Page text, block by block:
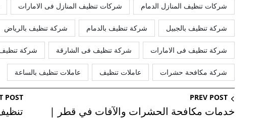
شركات تنظيف المنازل الدمام شركات تنظيف المنازل فى الامارات
شركة تنظيف بالجبيل شركة تنظيف بالدمام شركة تنظيف بالرياض
شركة تنظيف فى الامارات شركة تنظيف فى الشارقة شركة
شركة مكافحة حشرات عاملات تنظيف عاملات تنظيف بالساعة
PREV POST
خدمات مكافحة الحشرات والآفات في قطر |
POST